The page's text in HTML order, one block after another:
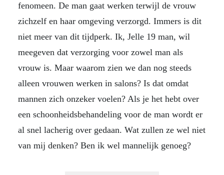
fenomeen. De man gaat werken terwijl de vrouw
zichzelf en haar omgeving verzorgd. Immers is dit
niet meer van dit tijdperk. Ik, Jelle 19 man, wil
meegeven dat verzorging voor zowel man als
vrouw is. Maar waarom zien we dan nog steeds
alleen vrouwen werken in salons? Is dat omdat
mannen zich onzeker voelen? Als je het hebt over
een schoonheidsbehandeling voor de man wordt er
al snel lacherig over gedaan. Wat zullen ze wel niet
van mij denken? Ben ik wel mannelijk genoeg?